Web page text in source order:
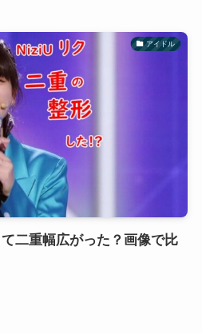
アイドル
二重幅広がった？画像で比